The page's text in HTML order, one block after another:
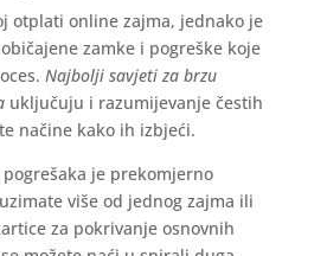
otplati online zajma, jednako je
zamke i pogreške koje
Najbolji savjeti za brzu
uključuju i razumijevanje čestih
načine kako ih izbjeći.
pogrešaka je prekomjerno
više od jednog zajma ili
za pokrivanje osnovnih